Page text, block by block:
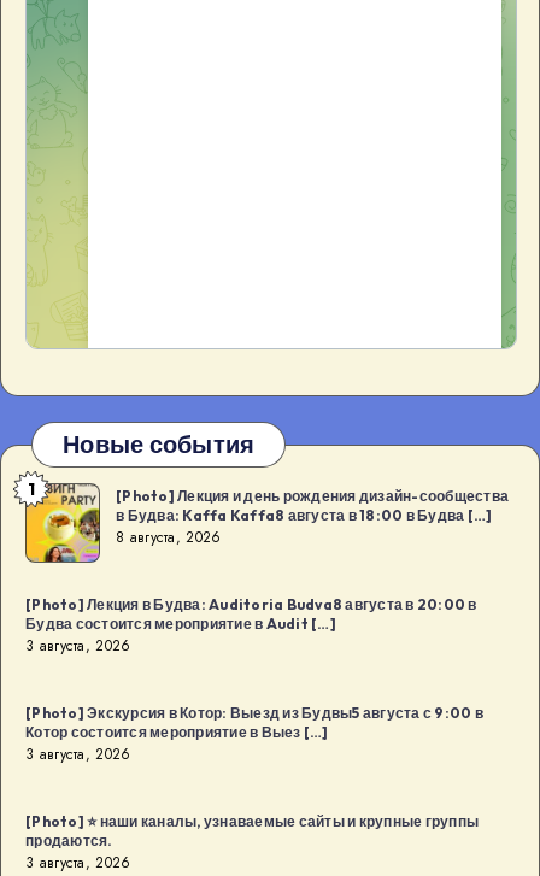
Новые события
[Photo]
Лекция
и
рождения
дизайн-
в
Будва:
Kaffa
августа
в
1
[Photo] Лекция и день рождения дизайн-сообщества
в Будва: Kaffa Kaffa8 августа в 18:00 в Будва […]
8 августа, 2026
[Photo] Лекция в Будва: Auditoria Budva8 августа в 20:00 в
Будва состоится мероприятие в Audit […]
3 августа, 2026
[Photo] Экскурсия в Котор: Выезд из Будвы5 августа с 9:00 в
Котор состоится мероприятие в Выез […]
3 августа, 2026
[Photo] ⭐️ наши каналы, узнаваемые сайты и крупные группы
продаются.
3 августа, 2026